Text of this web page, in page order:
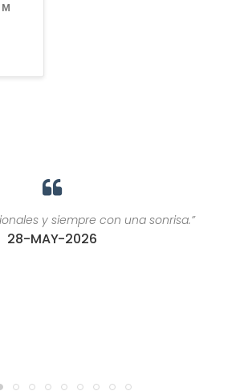
y siempre con una sonrisa.”
28-MAY-2026